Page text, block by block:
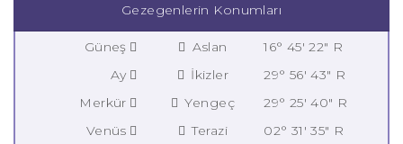
Gezegenlerin Konumları
Güneş Aslan
16° 45' 22" R
Ay
İkizler
29° 56' 43" R
Merkür
Yengeç
29° 25' 40" R
Venüs
Terazi
02° 31' 35" R